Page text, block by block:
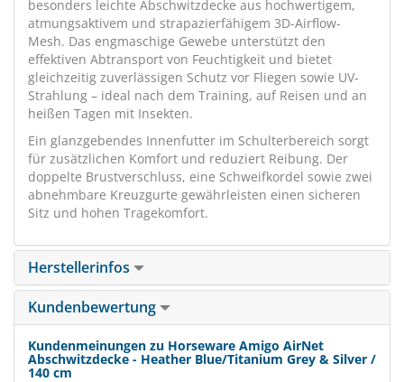
besonders leichte Abschwitzdecke aus hochwertigem,
atmungsaktivem und strapazierfähigem 3D-Airflow-
Mesh. Das engmaschige Gewebe unterstützt den
effektiven Abtransport von Feuchtigkeit und bietet
gleichzeitig zuverlässigen Schutz vor Fliegen sowie UV-
Strahlung – ideal nach dem Training, auf Reisen und an
heißen Tagen mit Insekten.
Ein glanzgebendes Innenfutter im Schulterbereich sorgt
für zusätzlichen Komfort und reduziert Reibung. Der
doppelte Brustverschluss, eine Schweifkordel sowie zwei
abnehmbare Kreuzgurte gewährleisten einen sicheren
Sitz und hohen Tragekomfort.
Herstellerinfos
Kundenbewertung
Kundenmeinungen zu Horseware Amigo AirNet
Abschwitzdecke - Heather Blue/Titanium Grey & Silver /
140 cm